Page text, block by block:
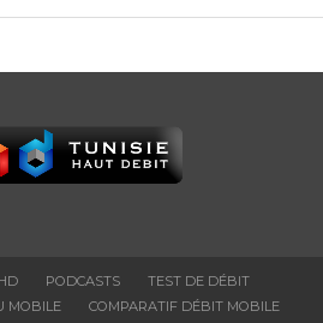
PODCASTS
TEST DE DÉBIT
MOBILE
COMPARATIF DÉBIT MOBILE